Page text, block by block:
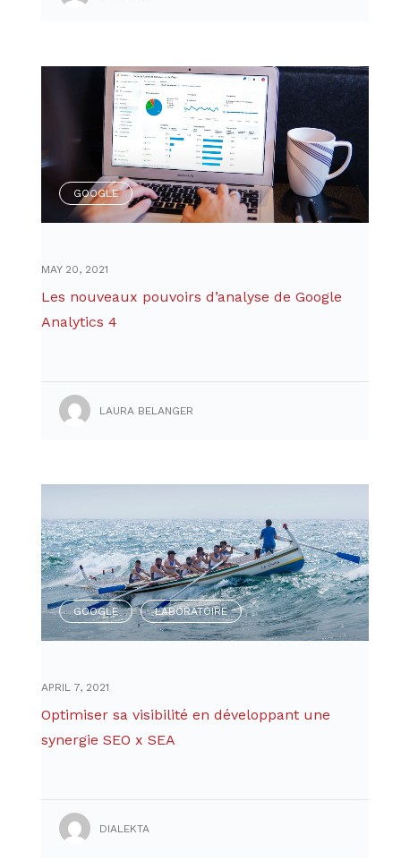
GOOGLE
MAY 20, 2021
Les nouveaux pouvoirs d’analyse de Google
Analytics 4
LAURA BELANGER
GOOGLE
,
LABORATOIRE
APRIL 7, 2021
Optimiser sa visibilité en développant une
synergie SEO x SEA
DIALEKTA